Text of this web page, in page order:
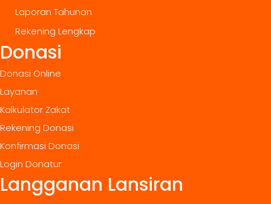
Laporan Tahunan
Rekening Lengkap
Donasi
Donasi Online
Layanan
Kalkulator Zakat
Rekening Donasi
Konfirmasi Donasi
Login Donatur
Langganan Lansiran